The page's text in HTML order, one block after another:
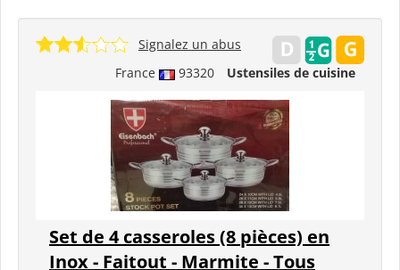
France 93320 Ustensiles de cuisine
Signalez un abus
Set de 4 casseroles (8 pièces) en
Inox - Faitout - Marmite - Tous